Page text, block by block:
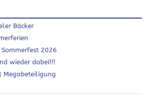
Bäcker
2026
wieder dabei!!!
Megabeteiligung